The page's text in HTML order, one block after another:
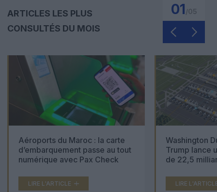
ARTICLES LES PLUS
CONSULTÉS DU MOIS
01
Aéroports du Maroc : la carte
d’embarquement passe au tout
numérique avec Pax Check
LIRE L'ARTICLE
Washington
Trump lance
de 22,5
LIRE